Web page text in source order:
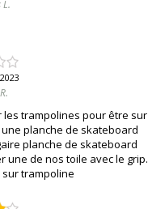
les trampolines pour être sur
planche de skateboard
planche de skateboard
une de nos toile avec le grip.
trampoline